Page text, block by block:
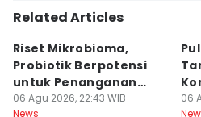
Related Articles
Riset Mikrobioma,
Probiotik Berpotensi
untuk Penanganan
Jerawat
06 Agu 2026, 22:43 WIB
News
06